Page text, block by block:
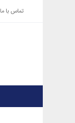
تماس با ما